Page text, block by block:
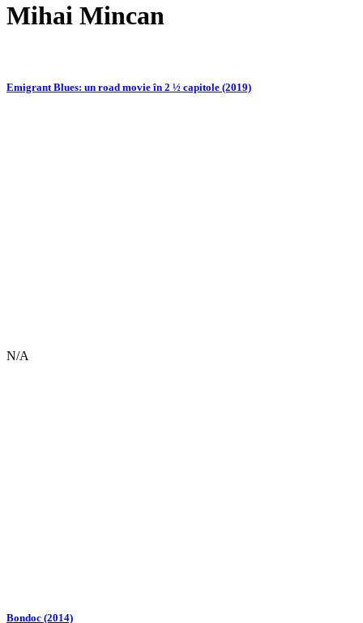
Mihai Mincan
Emigrant Blues: un road movie în 2 ½ capitole (2019)
N/A
Bondoc (2014)